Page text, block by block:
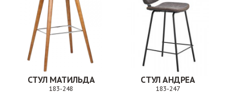
СТУЛ МАТИЛЬДА
183-248
СТУЛ АНДРЕА
183-247